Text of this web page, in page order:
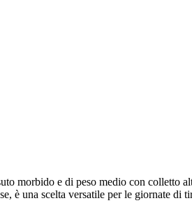
morbido e di peso medio con colletto
è una scelta versatile per le giornate di